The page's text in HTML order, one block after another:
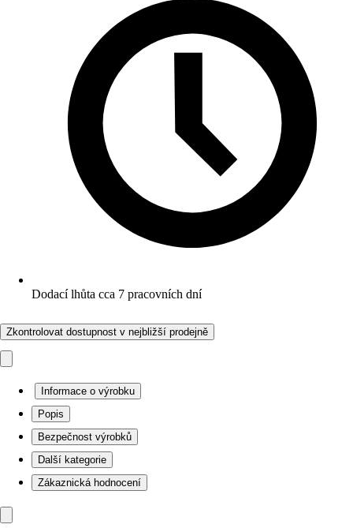
Dodací lhůta cca 7 pracovních dní
Zkontrolovat dostupnost v nejbližší prodejně
Informace o výrobku
Popis
Bezpečnost výrobků
Další kategorie
Zákaznická hodnocení